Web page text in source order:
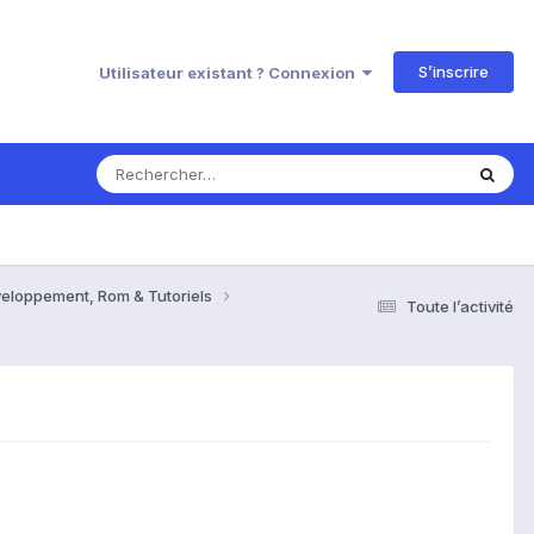
Utilisateur existant ? Connexion S’inscrire
Toute l’activité
Rom & Tutoriels